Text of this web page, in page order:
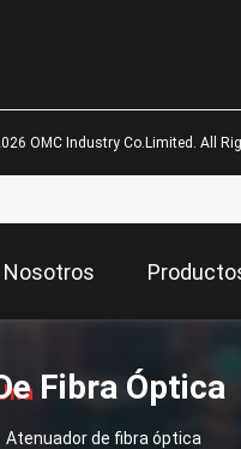
OMC Industry Co.Limited. All
Nosotros
Fibra Óptica
Atenuador de fibra óptica